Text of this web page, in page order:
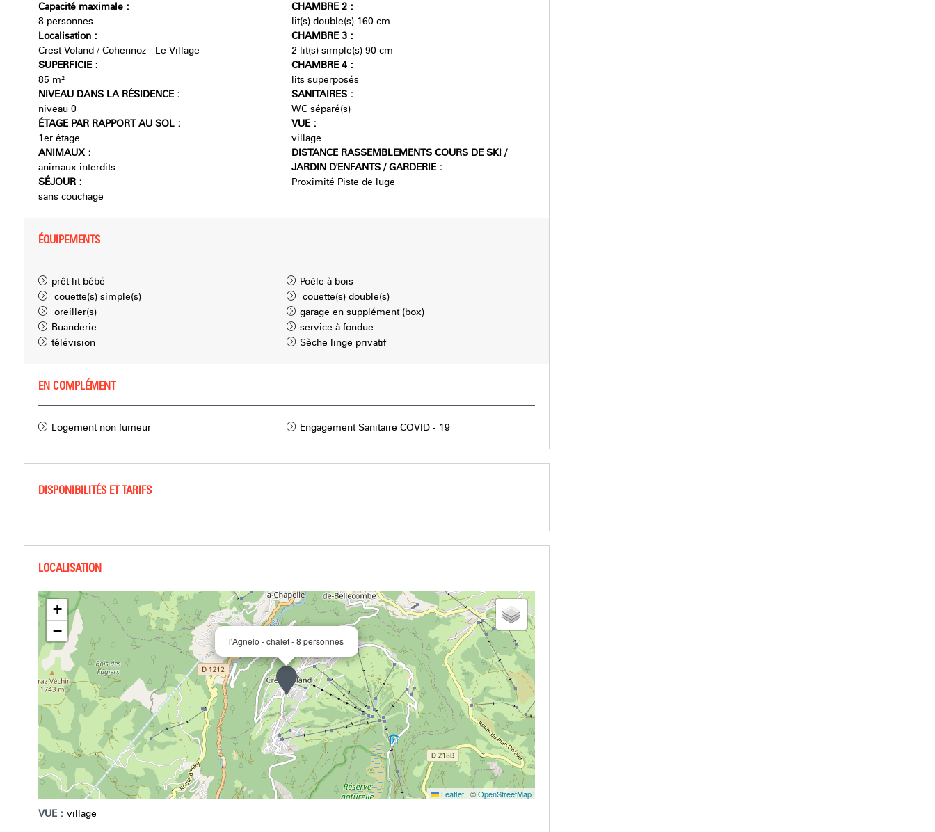
Capacité maximale :
8 personnes
Localisation :
Crest-Voland / Cohennoz - Le Village
SUPERFICIE :
85 m²
NIVEAU DANS LA RÉSIDENCE :
niveau 0
ÉTAGE PAR RAPPORT AU SOL :
1er étage
ANIMAUX :
animaux interdits
SÉJOUR :
sans couchage
CHAMBRE 2 :
lit(s) double(s) 160 cm
CHAMBRE 3 :
2 lit(s) simple(s) 90 cm
CHAMBRE 4 :
lits superposés
SANITAIRES :
WC séparé(s)
VUE :
village
DISTANCE RASSEMBLEMENTS COURS DE SKI /
JARDIN D'ENFANTS / GARDERIE :
Proximité Piste de luge
ÉQUIPEMENTS
prêt lit bébé
Poële à bois
couette(s) simple(s)
couette(s) double(s)
oreiller(s)
garage en supplément (box)
Buanderie
service à fondue
télévision
Sèche linge privatif
EN COMPLÉMENT
Logement non fumeur Engagement Sanitaire COVID - 19
DISPONIBILITÉS ET TARIFS
l'Agnelo - chalet - 8 personnes
+
−
Leaflet | ©OpenStreetMap
VUE : village